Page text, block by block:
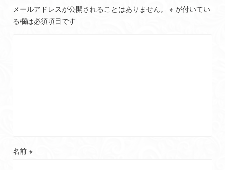
メールアドレスが公開されることはありません。 ※ が付いてい
る欄は必須項目です
名前 ※